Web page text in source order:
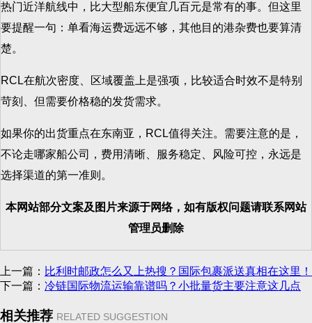
热门近洋航线中，比大型船东便宜几百元是常有的事。但这里
要提醒一句：单看海运费远远不够，其他目的港杂费也要算清
楚。
RCL在航次密度、区域覆盖上是强项，比较适合时效不是特别
苛刻、但需要价格稳的发货需求。
如果你的出货重点在东南亚，RCL值得关注。需要注意的是，
不论走哪家船公司，费用清晰、服务稳定、风险可控，永远是
选择渠道的第一准则。
本网站部分文案及图片来源于网络，如有版权问题请联系网站
管理员删除
上一篇： 比利时邮政怎么又上热搜？国际包裹派送真相在这里！
下一篇： 冷链国际物流运输靠谱吗？小批量货主要注意这几点
相关推荐 RELATED SUGGESTION